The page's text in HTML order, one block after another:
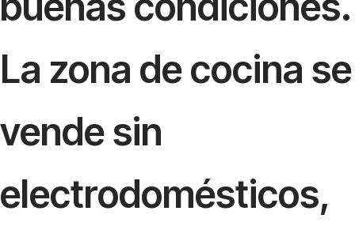
La zona de cocina se
vende sin
electrodomésticos,